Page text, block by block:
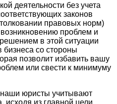
деятельности без учета
законов
правовых норм)
возникновению проблем и
в этой ситуации
бизнеса со стороны
позволит избавить вашу
или свести к минимуму
наши юристы учитывают
исходя из главной цели